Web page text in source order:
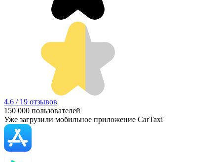
4.6 / 19 отзывов
150 000 пользователей
Уже загрузили мобильное приложение CarTaxi